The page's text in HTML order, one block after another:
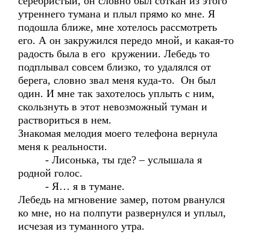
утреннего тумана и плыл прямо ко мне. Я
подошла ближе, мне хотелось рассмотреть
его. А он закружился передо мной, и какая-то
радость была в его кружении. Лебедь то
подплывал совсем близко, то удалялся от
берега, словно звал меня куда-то. Он был
один. И мне так захотелось уплыть с ним,
скользнуть в этот невозможный туман и
раствориться в нем.
Знакомая мелодия моего телефона вернула
меня к реальности.
- Лисонька, ты где? – услышала я
родной голос.
- Я… я в тумане.
Лебедь на мгновение замер, потом рванулся
ко мне, но на полпути развернулся и уплыл,
исчезая из туманного утра.